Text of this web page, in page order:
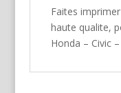
Faites
haute qualite,
Honda – Civic